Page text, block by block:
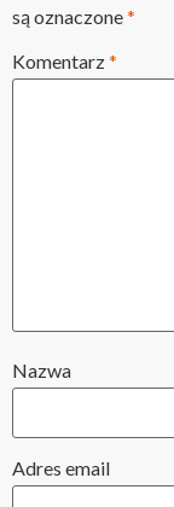
są oznaczone*
Komentarz*
Nazwa
Adres email